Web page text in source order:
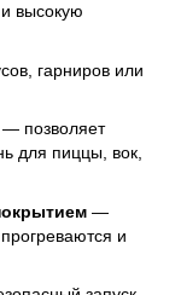
высокую
гарниров или
— позволяет
для пиццы, вок,
—
и